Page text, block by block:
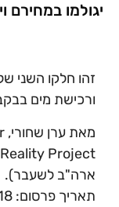
יגולמו במחירם
זהו חלקו השני
ורכישת מים
ארה"ב לשעבר).